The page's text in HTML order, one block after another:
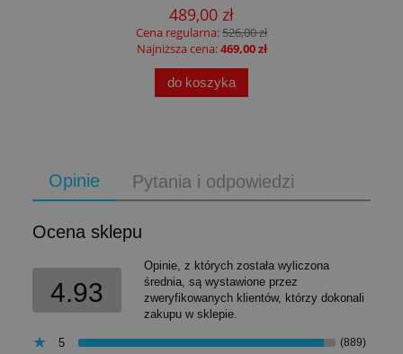
489,00 zł
Cena regularna:526,00 zł
Najniższa cena:469,00 zł
do koszyka
Opinie Pytania i odpowiedzi
Ocena sklepu
4.93
Opinie, z których została wyliczona
średnia, są wystawione przez
zweryfikowanych klientów, którzy dokonali
zakupu w sklepie.
5 (889)